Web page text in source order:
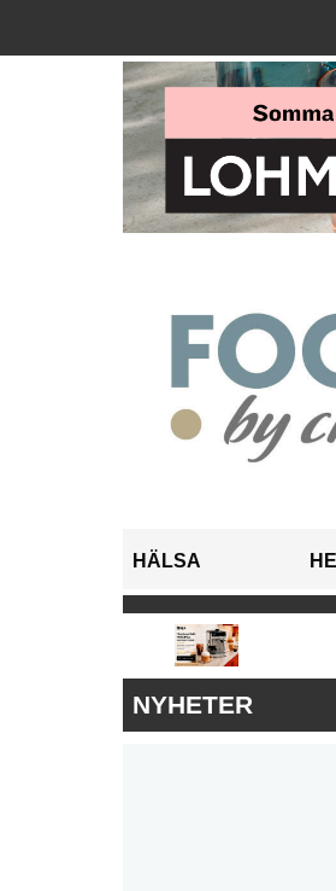
HÄLSA
NYHETER